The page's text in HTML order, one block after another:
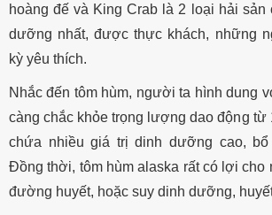
hoàng đế và King Crab là 2 loại hải sản
dưỡng nhất, được thực khách, những
kỳ yêu thích.
Nhắc đến tôm hùm, người ta hình dung
càng chắc khỏe trọng lượng dao động từ
chứa nhiều giá trị dinh dưỡng cao, bổ
Đồng thời, tôm hùm alaska rất có lợi cho
đường huyết, hoặc suy dinh dưỡng,